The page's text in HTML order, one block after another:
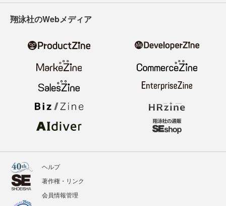
翔泳社のWebメディア
ヘルプ
著作権・リンク
会員情報管理